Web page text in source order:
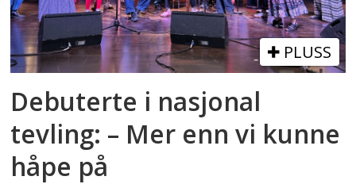
PLUSS
Debuterte i nasjonal
tevling: – Mer enn vi kunne
håpe på